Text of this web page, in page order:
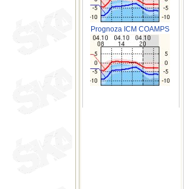
Prognoza ICM COAMPS